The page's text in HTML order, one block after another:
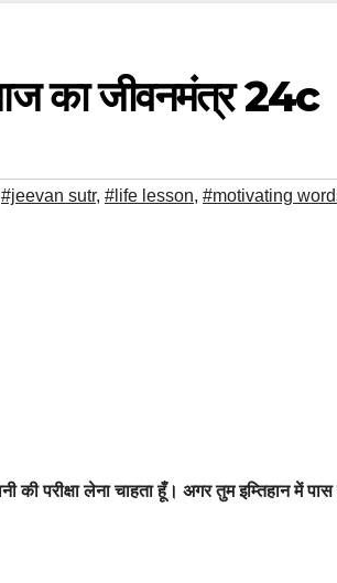
आज का जीवनमंत्र 24c
#jeevan sutr, #life lesson, #motivating
की परीक्षा लेना चाहता हूँ। अगर तुम इम्तिहान में